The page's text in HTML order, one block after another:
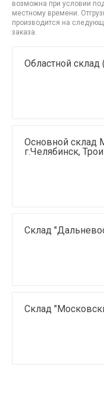
возможна при условии
местному времени.
производится на
заказа.
Областной
Основной склад
г.Челябинск,
Склад
Склад